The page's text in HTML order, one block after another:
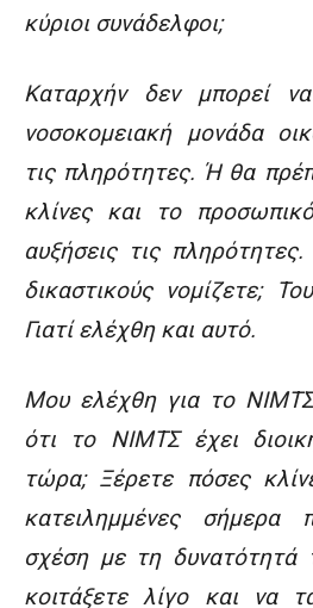
κύριοι συνάδελφοι;
Καταρχήν δεν μπορεί
νοσοκομειακή μονάδα
τις πληρότητες. Ή θα
κλίνες και το
αυξήσεις τις
δικαστικούς νομίζετε;
Γιατί ελέχθη και αυτό.
Μου ελέχθη για το
ότι το ΝΙΜΤΣ έχει
τώρα; Ξέρετε πόσες
κατειλημμένες σήμερα
σχέση με τη δυνατότητά
κοιτάξετε λίγο και να